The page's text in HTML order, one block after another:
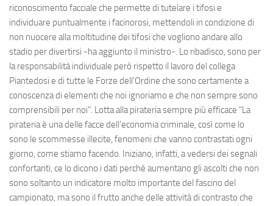
riconoscimento facciale che permette di tutelare i tifosi e
individuare puntualmente i facinorosi, mettendoli in condizione di
non nuocere alla moltitudine dei tifosi che vogliono andare allo
stadio per divertirsi -ha aggiunto il ministro-. Lo ribadisco, sono per
la responsabilità individuale però rispetto il lavoro del collega
Piantedosi e di tutte le Forze dell’Ordine che sono certamente a
conoscenza di elementi che noi ignoriamo e che non sempre sono
comprensibili per noi". Lotta alla pirateria sempre più efficace "La
pirateria è una delle facce dell'economia criminale, così come lo
sono le scommesse illecite, fenomeni che vanno contrastati ogni
giorno, come stiamo facendo. Iniziano, infatti, a vedersi dei segnali
confortanti, ce lo dicono i dati perché aumentano gli ascolti che non
sono soltanto un indicatore molto importante del fascino del
campionato, ma sono il frutto anche delle attività di contrasto che